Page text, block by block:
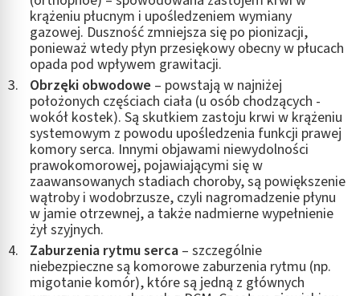
krążeniu płucnym i upośledzeniem wymiany
gazowej. Duszność zmniejsza się po pionizacji,
ponieważ wtedy płyn przesiękowy obecny w płucach
opada pod wpływem grawitacji.
Obrzęki obwodowe – powstają w najniżej
położonych częściach ciała (u osób chodzących -
wokół kostek). Są skutkiem zastoju krwi w krążeniu
systemowym z powodu upośledzenia funkcji prawej
komory serca. Innymi objawami niewydolności
prawokomorowej, pojawiającymi się w
zaawansowanych stadiach choroby, są powiększenie
wątroby i wodobrzusze, czyli nagromadzenie płynu
w jamie otrzewnej, a także nadmierne wypełnienie
żył szyjnych.
Zaburzenia rytmu serca – szczególnie
niebezpieczne są komorowe zaburzenia rytmu (np.
migotanie komór), które są jedną z głównych